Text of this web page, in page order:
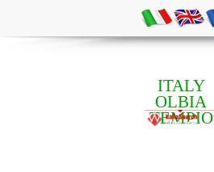
ITALY
OLBIA
TEMPIO